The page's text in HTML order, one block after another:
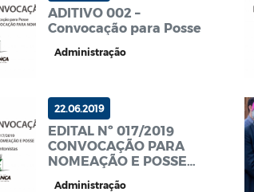
ADITIVO 002 –
Convocação para Posse
Administração
22.06.2019
EDITAL Nº 017/2019
CONVOCAÇÃO PARA
NOMEAÇÃO E POSSE
Administração